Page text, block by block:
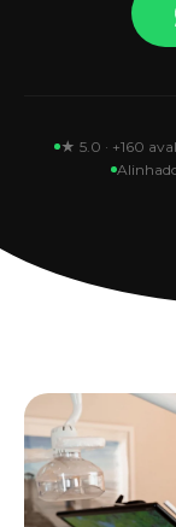
★ 5.0 · +160